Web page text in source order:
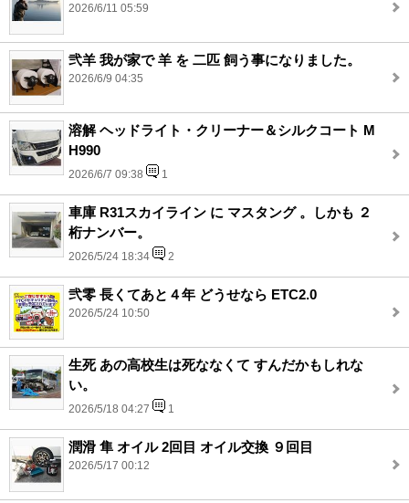
2026/6/11 05:59
弐羊 我が家で 羊 を 二匹 飼う事になりました。
2026/6/9 04:35
溶解 ヘッドライト・クリーナー＆シルクコート M
H990
2026/6/7 09:38 1
車庫 R31スカイライン に マスタング 。しかも ２
桁ナンバー。
2026/5/24 18:34 2
弐零 長くてあと４年 どうせなら ETC2.0
2026/5/24 10:50
生死 あの高校生は死ななくて すんだかもしれな
い。
2026/5/18 04:27 1
潤滑 隼 オイル 2回目 オイル交換 ９回目
2026/5/17 00:12